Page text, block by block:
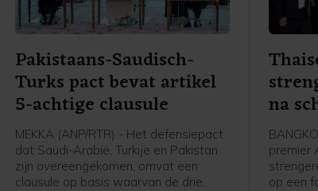
Pakistaans-Saudisch-
Turks pact bevat artikel
5-achtige clausule
MEKKA (ANP/RTR) - Het defensiepact
dat Saudi-Arabië, Turkije en Pakistan
zijn overeengekomen, omvat een
clausule op basis waarvan de drie
na
premier
op een